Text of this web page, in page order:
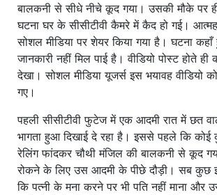
बालकनी से सीधे नीचे कूद गया। उसकी मौके पर
घटना घर के सीसीटीवी कैमरे में कैद हो गई।
सोशल मीडिया पर शेयर किया गया है। घटना
जानकारी नहीं मिल पाई है। वीडियो पोस्ट होते
देखा। सोशल मीडिया यूजर्स इस भयावह वीडियो
गए।
पहली सीसीटीवी फुटेज में एक आदमी रात में छत
भागता हुआ दिखाई दे रहा है। इससे पहले कि
रेलिंग फांदकर चौथी मंजिल की बालकनी से कूद
रोकने के लिए उस आदमी के पीछे दौड़ी। सब कुछ
कि पत्नी के मना करने पर भी पति नहीं माना और